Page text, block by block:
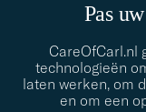
Pas
CareOfCarl.nl
technologieën
laten werken, om
en om een
Krijg snel
mailadres
veld
Bedankt
voor